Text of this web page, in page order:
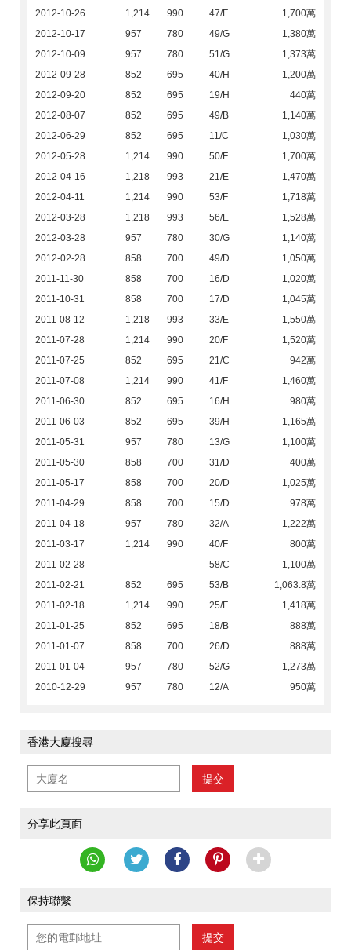
2012-10-26
1,214 990 47/F
1,700萬
2012-10-17
957 780 49/G
1,380萬
2012-10-09
957 780 51/G
1,373萬
2012-09-28
852 695 40/H
1,200萬
2012-09-20
852 695 19/H
440萬
2012-08-07
852 695 49/B
1,140萬
2012-06-29
852 695 11/C
1,030萬
2012-05-28
1,214 990 50/F
1,700萬
2012-04-16
1,218 993 21/E
1,470萬
2012-04-11
1,214 990 53/F
1,718萬
2012-03-28
1,218 993 56/E
1,528萬
2012-03-28
957 780 30/G
1,140萬
2012-02-28
858 700 49/D
1,050萬
2011-11-30
858 700 16/D
1,020萬
2011-10-31
858 700 17/D
1,045萬
2011-08-12
1,218 993 33/E
1,550萬
2011-07-28
1,214 990 20/F
1,520萬
2011-07-25
852 695 21/C
942萬
2011-07-08
1,214 990 41/F
1,460萬
2011-06-30
852 695 16/H
980萬
2011-06-03
852 695 39/H
1,165萬
2011-05-31
957 780 13/G
1,100萬
2011-05-30
858 700 31/D
400萬
2011-05-17
858 700 20/D
1,025萬
2011-04-29
858 700 15/D
978萬
2011-04-18
957 780 32/A
1,222萬
2011-03-17
1,214 990 40/F
800萬
2011-02-28
- - 58/C
1,100萬
2011-02-21
852 695 53/B
1,063.8萬
2011-02-18
1,214 990 25/F
1,418萬
2011-01-25
852 695 18/B
888萬
2011-01-07
858 700 26/D
888萬
2011-01-04
957 780 52/G
1,273萬
2010-12-29
957 780 12/A 950萬
香港大廈搜尋
提交
分享此頁面
保持聯繫
提交